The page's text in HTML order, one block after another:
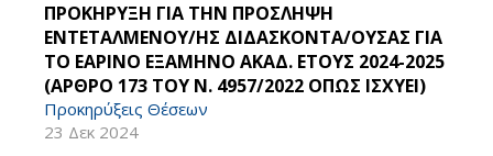
ΠΡΟΚΗΡΥΞΗ ΓΙΑ ΤΗΝ ΠΡΟΣΛΗΨΗ
ΕΝΤΕΤΑΛΜΕΝΟΥ/ΗΣ ΔΙΔΑΣΚΟΝΤΑ/ΟΥΣΑΣ ΓΙΑ
ΤΟ ΕΑΡΙΝΟ ΕΞΑΜΗΝΟ ΑΚΑΔ. ΕΤΟΥΣ 2024-2025
(ΑΡΘΡΟ 173 ΤΟΥ Ν. 4957/2022 ΟΠΩΣ ΙΣΧΥΕΙ)
Προκηρύξεις Θέσεων
23 Δεκ 2024